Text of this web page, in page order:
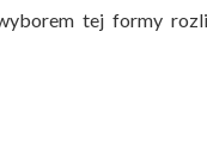
tej formy